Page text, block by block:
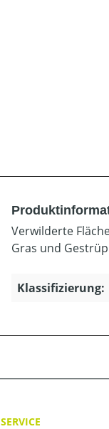
Verwilderte
Gras und
Klassifizierung:
SERVICE